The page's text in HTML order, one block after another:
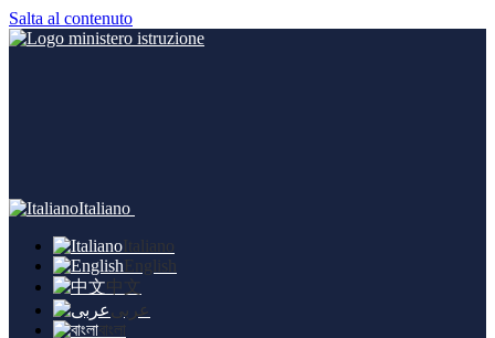
Salta al contenuto
Italiano
Italiano
English
中文
عربى
বাংলা